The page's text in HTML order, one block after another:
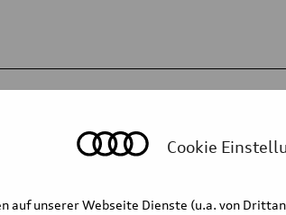
Body Mobility for the
technology Multimedia Safety
Cookie
auf unserer Webseite Dienste (u.a. von